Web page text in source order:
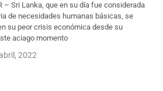
– Sri Lanka, que en su día fue considerada
de necesidades humanas básicas, se
su peor crisis económica desde su
aciago momento
2022